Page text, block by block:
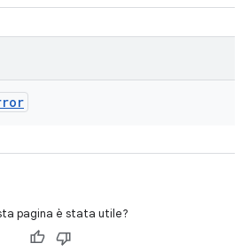
pagina è stata utile?